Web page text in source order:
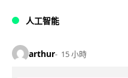
人工智能
arthur 15 小時